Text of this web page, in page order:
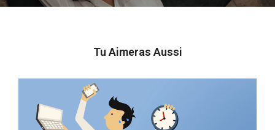
Tu Aimeras Aussi